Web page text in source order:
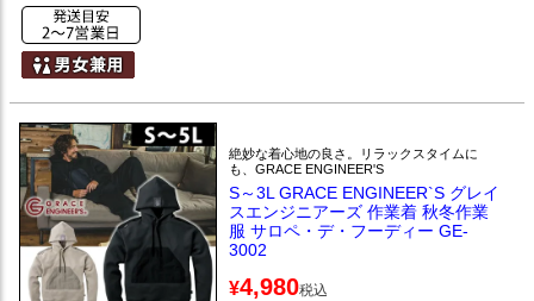
絶妙な着心地の良さ。リラックスタイムに
も、GRACE ENGINEER'S
S～3L GRACE ENGINEER`S グレイ
スエンジニアーズ 作業着 秋冬作業
服 サロペ・デ・フーディー GE-
3002
¥4,980税込